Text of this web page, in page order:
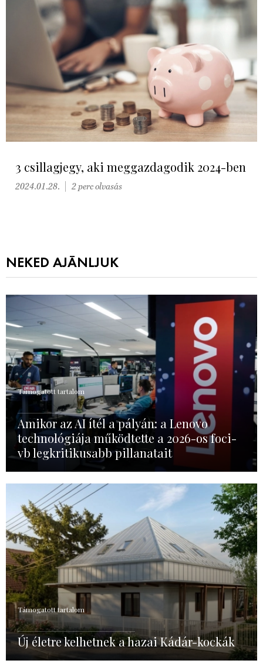
3 csillagjegy, aki meggazdagodik 2024-ben
2024.01.28. 2 perc olvasás
NEKED AJÁNLJUK
Támogatott tartalom
Amikor az AI ítél a pályán: a Lenovo
technológiája működtette a 2026-os foci-
vb legkritikusabb pillanatait
Támogatott tartalom
Új életre kelhetnek a hazai Kádár-kockák